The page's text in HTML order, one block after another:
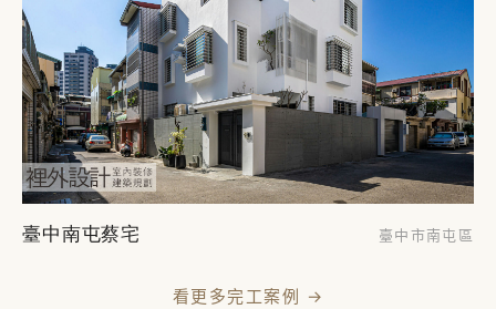
臺中南屯蔡宅 臺中市南屯區
看更多完工案例 →